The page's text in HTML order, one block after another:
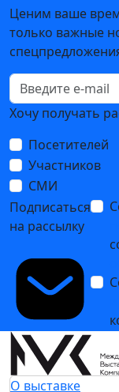
Ценим ваше
только важные
Хочу получать
Посетителей
Участников
СМИ
Подписаться
на рассылку
О выставке